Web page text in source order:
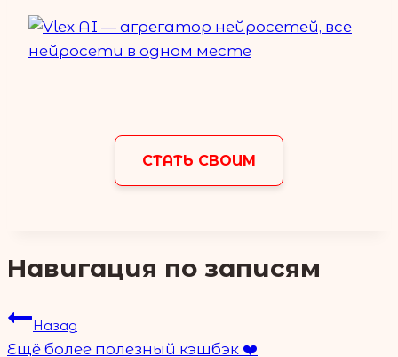
СТАТЬ СВОИМ
Навигация по записям
Назад
Ещё более полезный кэшбэк ❤️